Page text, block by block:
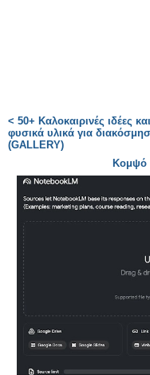
< 50+ Καλοκαιρινές ιδέες
φυσικά υλικά για
(GALLERY)
Κομψό